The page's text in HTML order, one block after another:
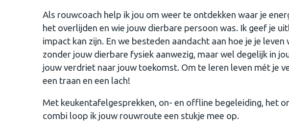
Als rouwcoach help ik jou om weer te ontdekken waar je
het overlijden en wie jouw dierbare persoon was. Ik geef je
impact kan zijn. En we besteden aandacht aan hoe je je leven
zonder jouw dierbare fysiek aanwezig, maar wel degelijk in
jouw verdriet naar jouw toekomst. Om te leren leven mét je
een traan en een lach!
Met keukentafelgesprekken, on- en offline begeleiding, het
combi loop ik jouw rouwroute een stukje mee op.